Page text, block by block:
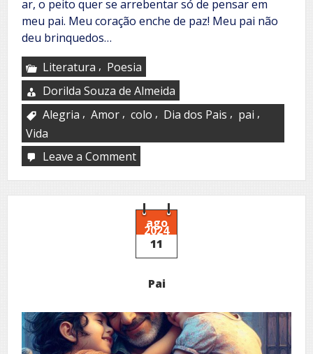
ar, o peito quer se arrebentar só de pensar em
meu pai. Meu coração enche de paz! Meu pai não
deu brinquedos…
Literatura , Poesia
Dorilda Souza de Almeida
Alegria , Amor , colo , Dia dos Pais , pai ,
Vida
Leave a Commenton
saudade
infinita!
ago
2024
11
Pai